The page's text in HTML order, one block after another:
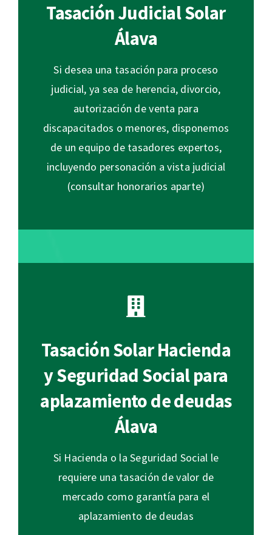
Tasación Judicial Solar
Álava
Si desea una tasación para proceso
judicial, ya sea de herencia, divorcio,
autorización de venta para
discapacitados o menores, disponemos
de un equipo de tasadores expertos,
incluyendo personación a vista judicial
(consultar honorarios aparte)
Tasación Solar Hacienda
y Seguridad Social para
aplazamiento de deudas
Álava
Si Hacienda o la Seguridad Social le
requiere una tasación de valor de
mercado como garantía para el
aplazamiento de deudas